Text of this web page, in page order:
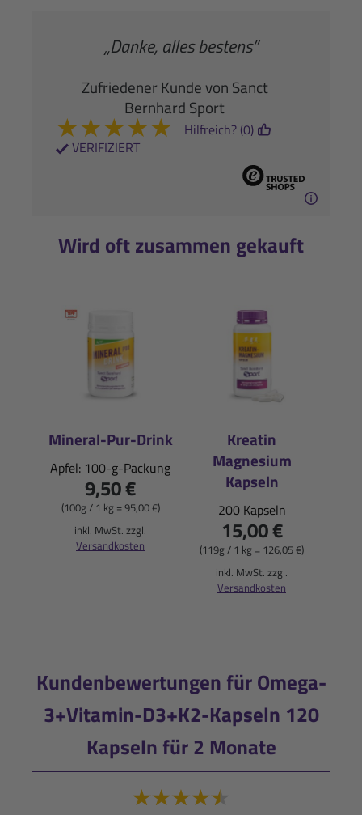
„Danke, alles bestens”
Zufriedener Kunde von Sanct
Bernhard Sport
★★★★★
VERIFIZIERT
Hilfreich? (0)
Wird oft zusammen gekauft
Mineral-Pur-Drink
Apfel: 100-g-Packung
9,50 €
(100g / 1 kg = 95,00 €)
inkl. MwSt. zzgl.
Versandkosten
Kreatin
Magnesium
Kapseln
200 Kapseln
15,00 €
(119g / 1 kg = 126,05 €)
inkl. MwSt. zzgl.
Versandkosten
Kundenbewertungen für Omega-
3+Vitamin-D3+K2-Kapseln 120
Kapseln für 2 Monate